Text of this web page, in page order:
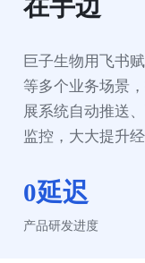
在手边
巨子生物用飞书
等多个业务场景
展系统自动推送
监控，大大提升
0延迟
产品研发进度